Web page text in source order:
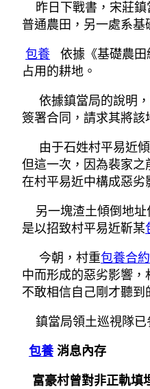
昨日下戰書，宋莊鎮
普通農田，另一處系基
包養 依據《基礎農田
占用的耕地。
依據鎮當局的說明，
簽署合同，請求其將該
由于石姓村平易近傾
但這一次，因為裴家之
在村平易近中構成惡劣
另一塊渣土傾倒地址
是以招致村平易近靳某
今朝，村重包養合約
中而形成的惡劣影響
不敢相信自己剛才聽到
鎮當局領土巡視隊已
包養消息內存
富豪村曾對非正軌填